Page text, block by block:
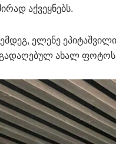
აქვეყნებს.
ელენე
ახალ ფოტოს